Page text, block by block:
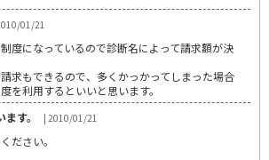
01/21
度になっているので診断名によって請求額が決
求もできるので、多くかっかってしまった場合
を利用するといいと思います。
す。
| 2010/01/21
ださい。